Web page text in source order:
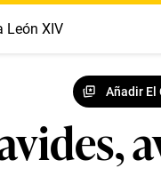
León XIV
Añadir El